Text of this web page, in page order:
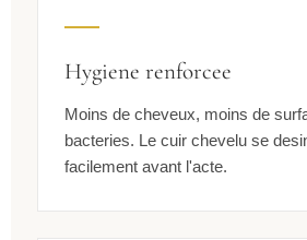
Hygiene renforcee
Moins de cheveux, moins de
bacteries. Le cuir chevelu se
facilement avant l'acte.